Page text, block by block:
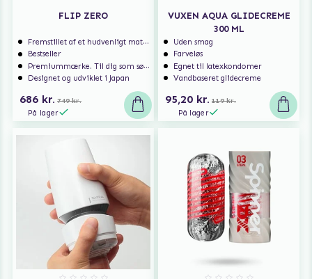
FLIP ZERO
Fremstillet af et hudvenligt materiale
Bestseller
Premiummærke. Til dig som søger ekstra høj kvalitet.
Designet og udviklet i Japan
686 kr. 749 kr.
På lager
VUXEN AQUA GLIDECREME
300 ML
Uden smag
Farveløs
Egnet til latexkondomer
Vandbaseret glidecreme
95,20 kr. 119 kr.
På lager